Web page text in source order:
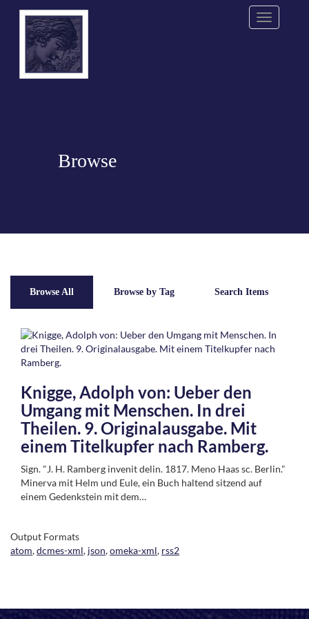
Menu
Browse
Browse All Browse by Tag Search Items
Knigge, Adolph von: Ueber den
Umgang mit Menschen. In drei
Theilen. 9. Originalausgabe. Mit
einem Titelkupfer nach Ramberg.
Sign. "J. H. Ramberg invenit delin. 1817. Meno Haas sc. Berlin."
Minerva mit Helm und Eule, ein Buch haltend sitzend auf
einem Gedenkstein mit dem…
Output Formats
atom,dcmes-xml, json,omeka-xml, rss2